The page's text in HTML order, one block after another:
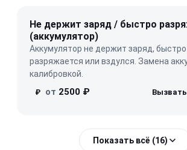
Не держит заряд / быстро
(аккумулятор)
Аккумулятор не держит заряд, быстро
разряжается или вздулся. Замена
калибровкой.
₽ от 2500 ₽
Показать всё (16)